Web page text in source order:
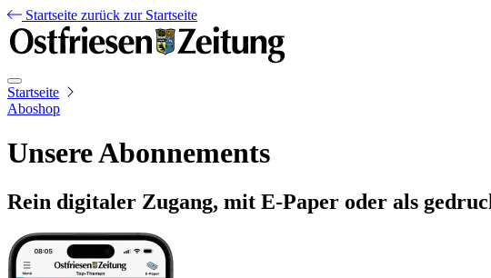
Startseite zurück zur Startseite
Startseite
Aboshop
Unsere Abonnements
Rein digitaler Zugang, mit E-Paper oder als